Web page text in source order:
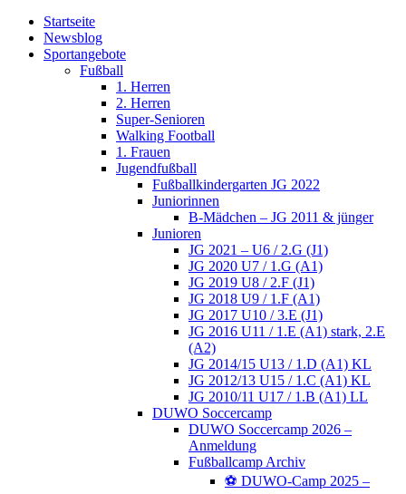
Startseite
Newsblog
Sportangebote
Fußball
1. Herren
2. Herren
Super-Senioren
Walking Football
1. Frauen
Jugendfußball
Fußballkindergarten JG 2022
Juniorinnen
B-Mädchen – JG 2011 & jünger
Junioren
JG 2021 – U6 / 2.G (J1)
JG 2020 U7 / 1.G (A1)
JG 2019 U8 / 2.F (J1)
JG 2018 U9 / 1.F (A1)
JG 2017 U10 / 3.E (J1)
JG 2016 U11 / 1.E (A1) stark, 2.E
(A2)
JG 2014/15 U13 / 1.D (A1) KL
JG 2012/13 U15 / 1.C (A1) KL
JG 2010/11 U17 / 1.B (A1) LL
DUWO Soccercamp
DUWO Soccercamp 2026 –
Anmeldung
Fußballcamp Archiv
⚽️ DUWO-Camp 2025 –